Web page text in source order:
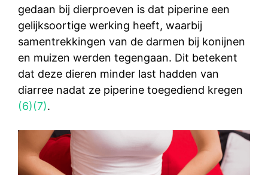
gedaan bij dierproeven is dat piperine een
gelijksoortige werking heeft, waarbij
samentrekkingen van de darmen bij konijnen
en muizen werden tegengaan. Dit betekent
dat deze dieren minder last hadden van
diarree nadat ze piperine toegediend kregen
(6)(7).